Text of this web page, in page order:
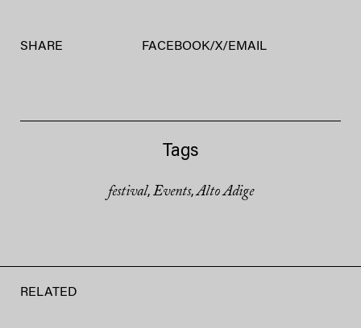
SHARE FACEBOOK/X/EMAIL
Tags
festival, Events,Alto Adige
RELATED